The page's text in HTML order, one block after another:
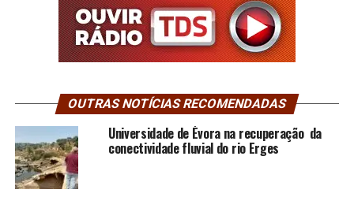
OUTRAS NOTÍCIAS RECOMENDADAS
Universidade de Évora na recuperação da
conectividade fluvial do rio Erges